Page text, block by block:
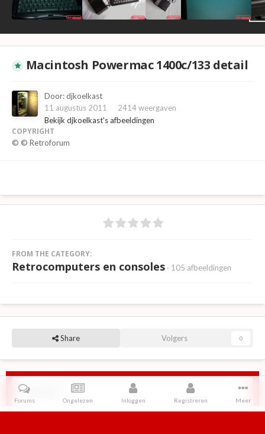
Macintosh Powermac 1400c/133 detail
Door:djkoelkast
11 augustus 2011
2414 weergaven
Bekijk djkoelkast's afbeeldingen
COPYRIGHT
© © Retroforum
FROM THE CATEGORY:
Retrocomputers en consoles · 105 afbeeldingen
Share Volgers 0
Reviews
Forums Ongelezen Inloggen Registreren Meer